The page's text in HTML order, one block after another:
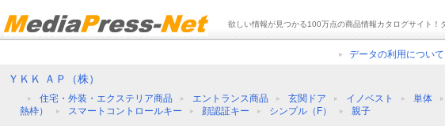
欲しい情報が見つかる100万点の商品情報カタログサイト！
データの利用について
ＹＫＫ ＡＰ（株）
住宅・外装・エクステリア商品 エントランス商品 玄関ドア イノベスト 単体
熱枠）
スマートコントロールキー 顔認証キー シンプル（F） 親子